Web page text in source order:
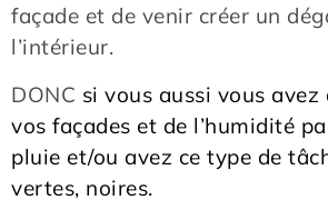
façade et de venir créer un
l’intérieur.
DONC si vous aussi vous avez
vos façades et de l’humidité
pluie et/ou avez ce type de
vertes, noires.